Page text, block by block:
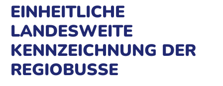
EINHEITLICHE
LANDESWEITE
KENNZEICHNUNG DER
REGIOBUSSE